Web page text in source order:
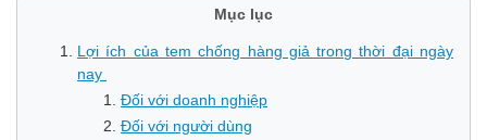
Mục lục
Lợi ích của tem chống hàng giả trong thời đại ngày
nay
Đối với doanh nghiệp
Đối với người dùng